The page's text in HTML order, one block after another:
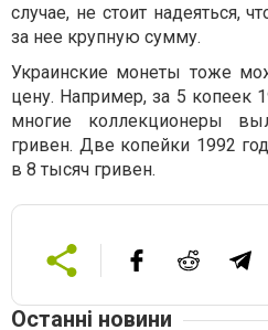
случае, не стоит надеяться,
за нее крупную сумму.
Украинские монеты тоже
цену. Например, за 5 копеек
многие коллекционеры
гривен. Две копейки 1992
в 8 тысяч гривен.
Останні новини